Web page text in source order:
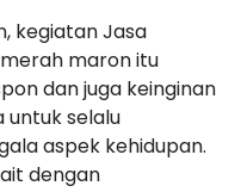
kegiatan Jasa
maron itu
dan juga keinginan
untuk selalu
aspek kehidupan.
dengan